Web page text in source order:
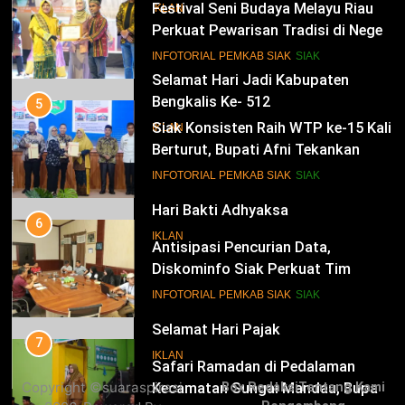
IKLAN
14
Selamat Hari Jadi Kabupaten
Bengkalis Ke- 512
IKLAN
15
Hari Bakti Adhyaksa
IKLAN
16
Selamat Hari Pajak
IKLAN
Festival Seni Budaya Melayu Riau
Perkuat Pewarisan Tradisi di Negeri
Istana
INFOTORIAL PEMKAB SIAK SIAK
5
Siak Konsisten Raih WTP ke-15 Kali
Berturut, Bupati Afni Tekankan
Penguatan Tata Kelola Keuangan
INFOTORIAL PEMKAB SIAK SIAK
6
Antisipasi Pencurian Data,
Diskominfo Siak Perkuat Tim
Tanggap Insiden Siber Mendukung
INFOTORIAL PEMKAB SIAK SIAK
7
Safari Ramadan di Pedalaman
Kecamatan Sungai Mandau, Bupati
Copyright ©suaraspirasi
Box RedaksiTentang Kami